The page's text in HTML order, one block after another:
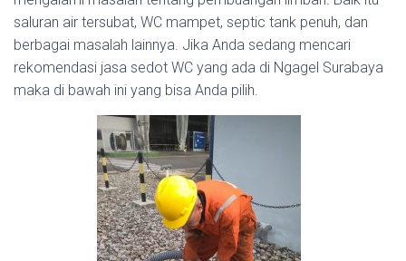
saluran air tersubat, WC mampet, septic tank penuh, dan
berbagai masalah lainnya. Jika Anda sedang mencari
rekomendasi jasa sedot WC yang ada di Ngagel Surabaya
maka di bawah ini yang bisa Anda pilih.